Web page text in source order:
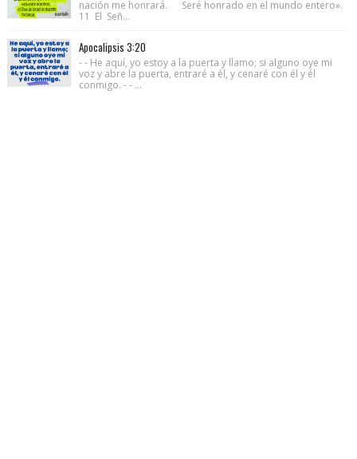
nación me honrará. Seré honrado en el mundo entero».
11 El Señ...
Apocalipsis 3:20
- - He aquí, yo estoy a la puerta y llamo; si alguno oye mi
voz y abre la puerta, entraré a él, y cenaré con él y él
conmigo. - - ...